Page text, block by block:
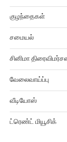
குழந்தைகள்
சமையல்
சினிமா
வேலைவாய்ப்பு
வீடியோஸ்
ட்ரெண்ட் மியூசிக்